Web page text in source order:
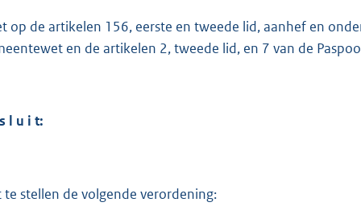
:
1
op de artikelen 156, eerste en tweede lid, aanhef en
en de artikelen 2, tweede lid, en 7 van de
l u i t:
te stellen de volgende verordening: